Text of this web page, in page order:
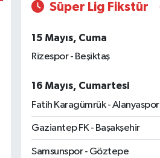
Süper Lig Fikstür
15 Mayıs, Cuma
Rizespor - Beşiktaş
16 Mayıs, Cumartesi
Fatih Karagümrük - Alanyaspor
Gaziantep FK - Başakşehir
Samsunspor - Göztepe